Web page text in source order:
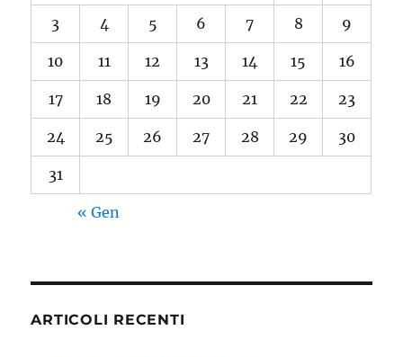
3 4 5 6 7 8 9
10 11 12 13 14 15 16
17 18 19 20 21 22 23
24 25 26 27 28 29 30
31
« Gen
ARTICOLI RECENTI